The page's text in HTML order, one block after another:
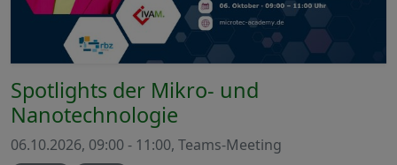
Spotlights der Mikro- und
Nanotechnologie
06.10.2026, 09:00 - 11:00, Teams-Meeting